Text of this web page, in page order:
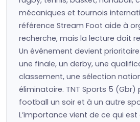
mécaniques et tournois
référence Stream Foot aide à
recherche, mais la lecture doit
Un événement devient
une finale, un derby, une
classement, une sélection
éliminatoire. TNT Sports 5 (Gbr)
football un soir et à un autre
L’importance vient de ce qui est